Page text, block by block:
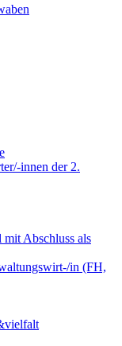
innen der 2.
Abschluss als
in (FH,